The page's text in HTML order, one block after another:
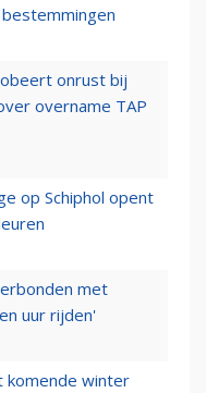
onrust bij
overname TAP
op Schiphol opent
met
uur rijden'
komende winter